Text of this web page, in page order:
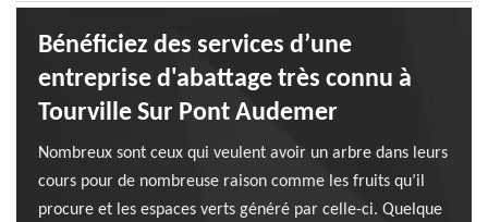
Bénéficiez des services d’une
entreprise d'abattage très connu à
Tourville Sur Pont Audemer
Nombreux sont ceux qui veulent avoir un arbre dans leurs
cours pour de nombreuse raison comme les fruits qu’il
procure et les espaces verts généré par celle-ci. Quelque